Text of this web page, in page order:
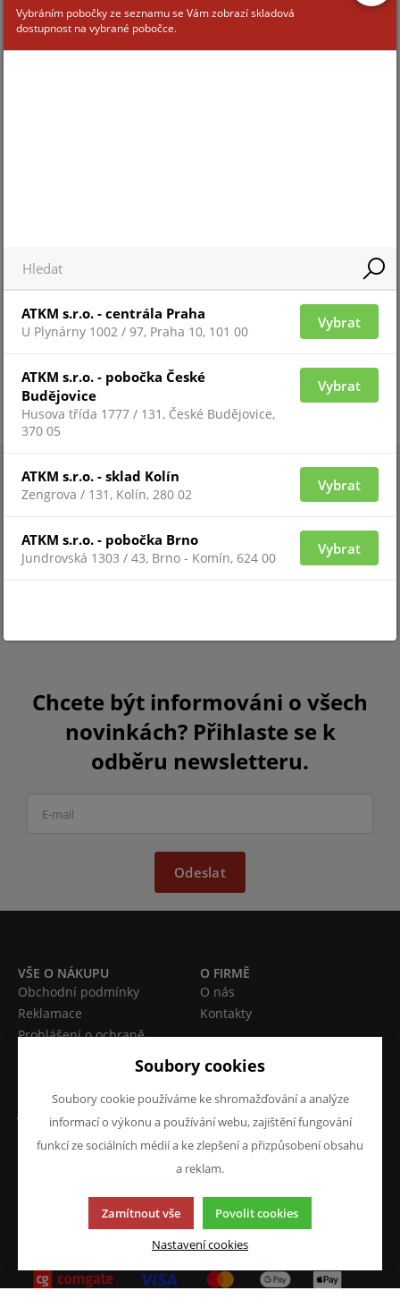
MHY-919-OPPO
Chcete být informováni o všech
novinkách? Přihlaste se k
odběru newsletteru.
Odeslat
VŠE O NÁKUPU
Obchodní podmínky
Reklamace
Prohlášení o ochraně
O FIRMĚ
O nás
Kontakty
JAZYK A MĚNA
CS
Chcete nám něco sdělit o
našich produktech nebo e-
Chci napsat zprávu
Soubory cookies
Soubory cookie používáme ke shromažďování a analýze
informací o výkonu a používání webu, zajištění fungování
funkcí ze sociálních médií a ke zlepšení a přizpůsobení obsahu
a reklam.
Zamítnout vše Povolit cookies
Nastavení cookies
Vybráním pobočky ze seznamu se Vám zobrazí skladová
dostupnost na vybrané pobočce.
ATKM s.r.o. - centrála Praha
U Plynárny 1002 / 97, Praha 10, 101 00
Vybrat
ATKM s.r.o. - pobočka České
Budějovice
Husova třída 1777 / 131, České Budějovice,
370 05
Vybrat
ATKM s.r.o. - sklad Kolín
Zengrova / 131, Kolín, 280 02
Vybrat
ATKM s.r.o. - pobočka Brno
Jundrovská 1303 / 43, Brno - Komín, 624 00
Vybrat